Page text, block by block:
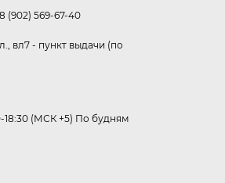
8 (902) 569-67-40
вл7 - пункт выдачи (по
18:30 (МСК +5) По будням